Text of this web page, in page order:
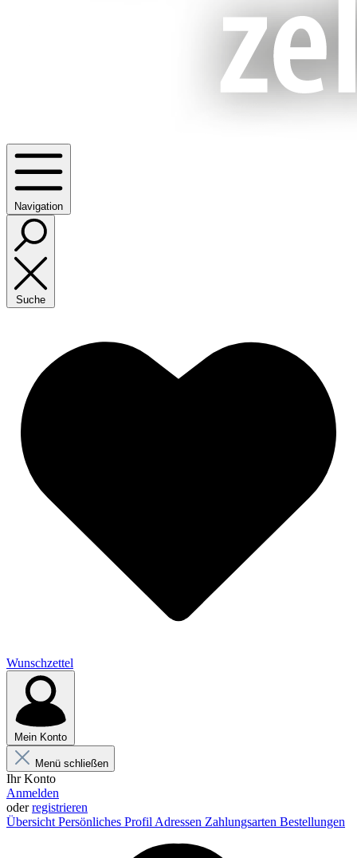
Navigation
Suche
Wunschzettel
Mein Konto
Menü schließen
Ihr Konto
Anmelden
oderregistrieren
Übersicht Persönliches Profil Adressen Zahlungsarten Bestellungen